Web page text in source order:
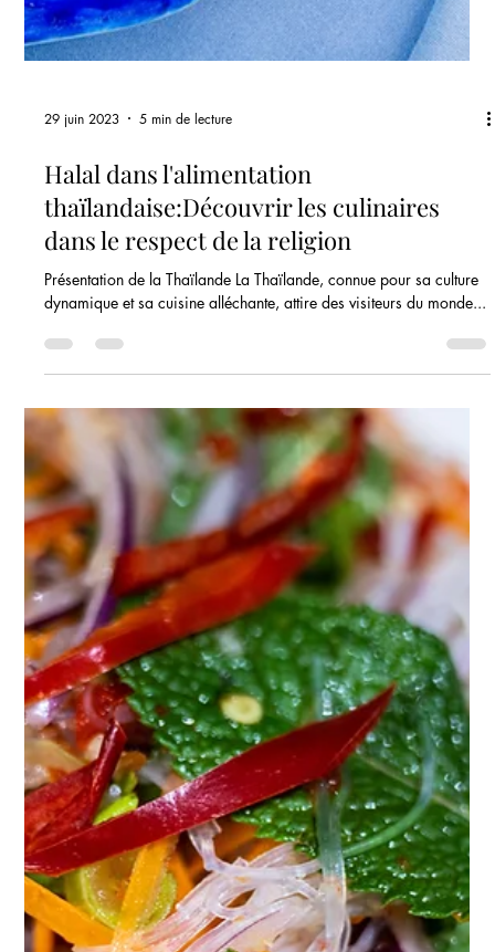
11 juil. 2023 5 min de lecture
Cocktails du restaurant Sukhothai : Des
mélanges exquis de saveurs et de
rafraîchissements
Introduction : L'art de la mixologie Bienvenue dans le monde
captivant des cocktails du restaurant Sukhothai, où la maîtrise de
la...